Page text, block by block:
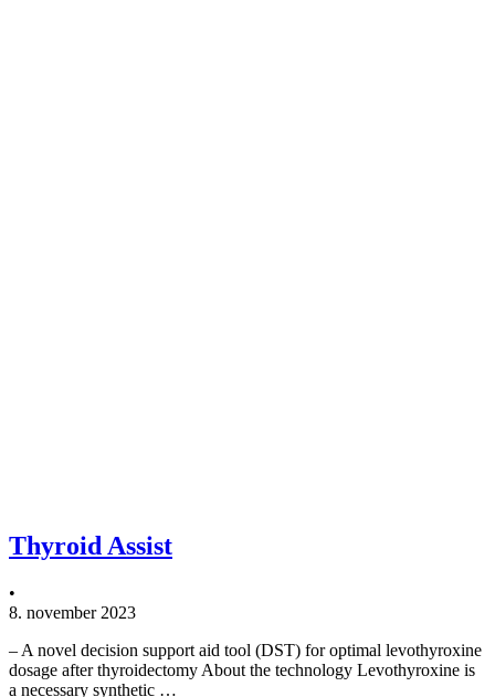
Thyroid Assist
•
8. november 2023
– A novel decision support aid tool (DST) for optimal levothyroxine
dosage after thyroidectomy About the technology Levothyroxine is
a necessary synthetic …